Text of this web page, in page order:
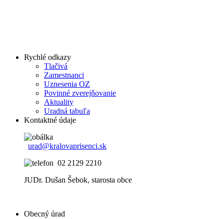
Rychlé odkazy
Tlačivá
Zamestnanci
Uznesenia OZ
Povinné zverejňovanie
Aktuality
Uradná tabuľa
Kontaktné údaje
urad@kralovaprisenci.sk
02 2129 2210
JUDr. Dušan Šebok, starosta obce
Obecný úrad